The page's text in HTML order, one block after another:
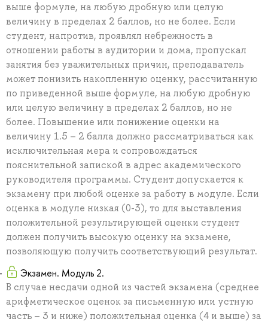
выше формуле, на любую дробную или целую
величину в пределах 2 баллов, но не более. Если
студент, напротив, проявлял небрежность в
отношении работы в аудитории и дома, пропускал
занятия без уважительных причин, преподаватель
может понизить накопленную оценку, рассчитанную
по приведенной выше формуле, на любую дробную
или целую величину в пределах 2 баллов, но не
более. Повышение или понижение оценки на
величину 1.5 – 2 балла должно рассматриваться как
исключительная мера и сопровождаться
пояснительной запиской в адрес академического
руководителя программы. Студент допускается к
экзамену при любой оценке за работу в модуле. Если
оценка в модуле низкая (0-3), то для выставления
положительной результирующей оценки студент
должен получить высокую оценку на экзамене,
позволяющую получить соответствующий результат.
Экзамен. Модуль 2.
В случае несдачи одной из частей экзамена (среднее
арифметическое оценок за письменную или устную
часть – 3 и ниже) положительная оценка (4 и выше) за